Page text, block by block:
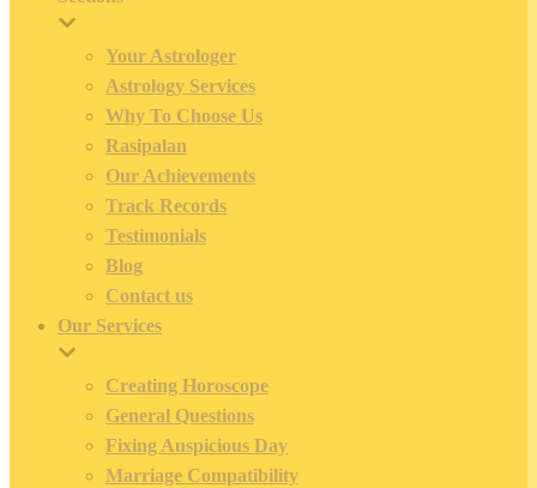
Your Astrologer
Astrology Services
Why To Choose Us
Rasipalan
Our Achievements
Track Records
Testimonials
Blog
Contact us
Our Services
Creating Horoscope
General Questions
Fixing Auspicious Day
Marriage Compatibility